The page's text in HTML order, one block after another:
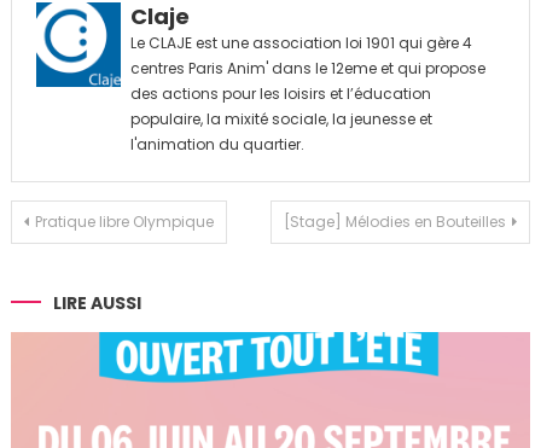
Claje
Le CLAJE est une association loi 1901 qui gère 4
centres Paris Anim' dans le 12eme et qui propose
des actions pour les loisirs et l’éducation
populaire, la mixité sociale, la jeunesse et
l'animation du quartier.
Navigation
l’article
Pratique libre Olympique [Stage] Mélodies en Bouteilles
LIRE AUSSI